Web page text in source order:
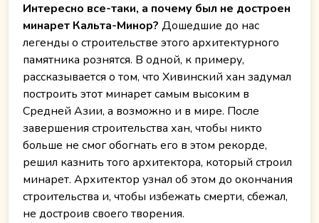
Интересно все-таки, а почему был не достроен
минарет Кальта-Минор? Дошедшие до нас
легенды о строительстве этого архитектурного
памятника рознятся. В одной, к примеру,
рассказывается о том, что Хивинский хан задумал
построить этот минарет самым высоким в
Средней Азии, а возможно и в мире. После
завершения строительства хан, чтобы никто
больше не смог обогнать его в этом рекорде,
решил казнить того архитектора, который строил
минарет. Архитектор узнал об этом до окончания
строительства и, чтобы избежать смерти, сбежал,
не достроив своего творения.